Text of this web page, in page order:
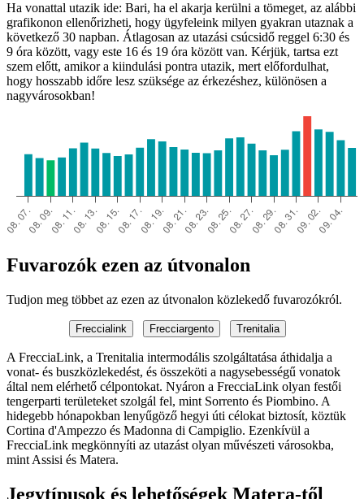
Ha vonattal utazik ide: Bari, ha el akarja kerülni a tömeget, az alábbi
grafikonon ellenőrizheti, hogy ügyfeleink milyen gyakran utaznak a
következő 30 napban. Átlagosan az utazási csúcsidő reggel 6:30 és
9 óra között, vagy este 16 és 19 óra között van. Kérjük, tartsa ezt
szem előtt, amikor a kiindulási pontra utazik, mert előfordulhat,
hogy hosszabb időre lesz szüksége az érkezéshez, különösen a
nagyvárosokban!
Fuvarozók ezen az útvonalon
Tudjon meg többet az ezen az útvonalon közlekedő fuvarozókról.
Freccialink Frecciargento Trenitalia
A FrecciaLink, a Trenitalia intermodális szolgáltatása áthidalja a
vonat- és buszközlekedést, és összeköti a nagysebességű vonatok
által nem elérhető célpontokat. Nyáron a FrecciaLink olyan festői
tengerparti területeket szolgál fel, mint Sorrento és Piombino. A
hidegebb hónapokban lenyűgöző hegyi úti célokat biztosít, köztük
Cortina d'Ampezzo és Madonna di Campiglio. Ezenkívül a
FrecciaLink megkönnyíti az utazást olyan művészeti városokba,
mint Assisi és Matera.
Jegytípusok és lehetőségek Matera-től